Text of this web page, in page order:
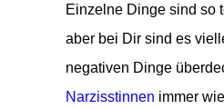
Einzelne Dinge sind so
aber bei Dir sind es
negativen Dinge
Narzisstinnen immer